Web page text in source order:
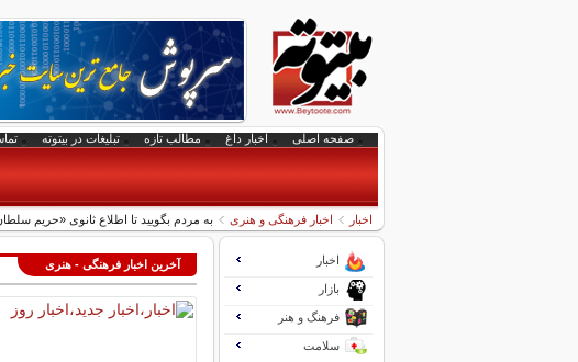
صفحه اصلی اخبار داغ مطالب تازه تبلیغات در بیتوته
اخبار اخبار فرهنگی و هنری به مردم بگویید تا اطلاع ثانوی «حریم
آخرین اخبار فرهنگی - هنری اخبار
بازار
فرهنگ و هنر
سلامت